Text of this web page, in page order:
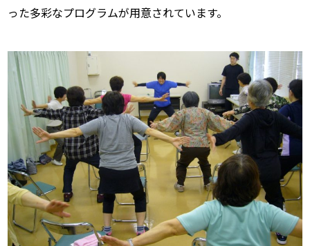
った多彩なプログラムが用意されています。